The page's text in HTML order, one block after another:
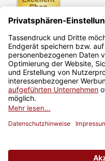
Newsletter